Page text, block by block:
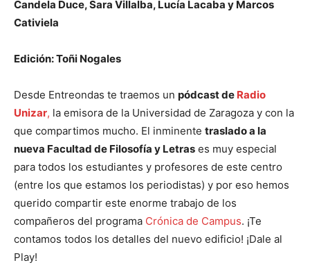
Candela Duce, Sara Villalba, Lucía Lacaba y Marcos
Cativiela
Edición: Toñi Nogales
Desde Entreondas te traemos un pódcast de Radio
Unizar, la emisora de la Universidad de Zaragoza y con la
que compartimos mucho. El inminente traslado a la
nueva Facultad de Filosofía y Letras es muy especial
para todos los estudiantes y profesores de este centro
(entre los que estamos los periodistas) y por eso hemos
querido compartir este enorme trabajo de los
compañeros del programa Crónica de Campus. ¡Te
contamos todos los detalles del nuevo edificio! ¡Dale al
Play!